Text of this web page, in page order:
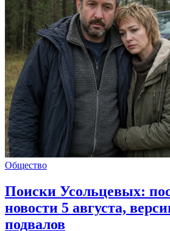
Общество
Поиски Усольцевых:
новости 5 августа,
подвалов